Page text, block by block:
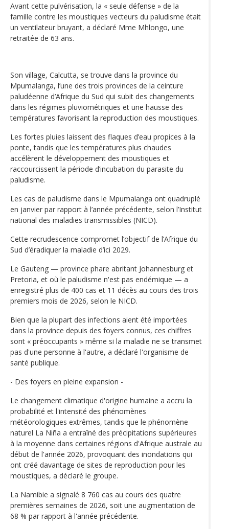
Avant cette pulvérisation, la « seule défense » de la
famille contre les moustiques vecteurs du paludisme était
un ventilateur bruyant, a déclaré Mme Mhlongo, une
retraitée de 63 ans.
Son village, Calcutta, se trouve dans la province du
Mpumalanga, l’une des trois provinces de la ceinture
paludéenne d’Afrique du Sud qui subit des changements
dans les régimes pluviométriques et une hausse des
températures favorisant la reproduction des moustiques.
Les fortes pluies laissent des flaques d’eau propices à la
ponte, tandis que les températures plus chaudes
accélèrent le développement des moustiques et
raccourcissent la période d’incubation du parasite du
paludisme.
Les cas de paludisme dans le Mpumalanga ont quadruplé
en janvier par rapport à l’année précédente, selon l’Institut
national des maladies transmissibles (NICD).
Cette recrudescence compromet l’objectif de l’Afrique du
Sud d’éradiquer la maladie d’ici 2029.
Le Gauteng — province phare abritant Johannesburg et
Pretoria, et où le paludisme n'est pas endémique — a
enregistré plus de 400 cas et 11 décès au cours des trois
premiers mois de 2026, selon le NICD.
Bien que la plupart des infections aient été importées
dans la province depuis des foyers connus, ces chiffres
sont « préoccupants » même si la maladie ne se transmet
pas d'une personne à l'autre, a déclaré l'organisme de
santé publique.
- Des foyers en pleine expansion -
Le changement climatique d'origine humaine a accru la
probabilité et l'intensité des phénomènes
météorologiques extrêmes, tandis que le phénomène
naturel La Niña a entraîné des précipitations supérieures
à la moyenne dans certaines régions d'Afrique australe au
début de l'année 2026, provoquant des inondations qui
ont créé davantage de sites de reproduction pour les
moustiques, a déclaré le groupe.
La Namibie a signalé 8 760 cas au cours des quatre
premières semaines de 2026, soit une augmentation de
68 % par rapport à l'année précédente.